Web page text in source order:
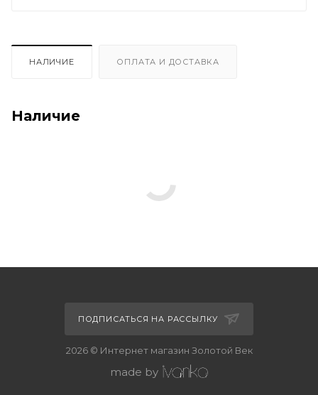
НАЛИЧИЕ ОПЛАТА И ДОСТАВКА
Наличие
ПОДПИСАТЬСЯ НА РАССЫЛКУ
2026 © Интернет магазин Золотой Век
made by